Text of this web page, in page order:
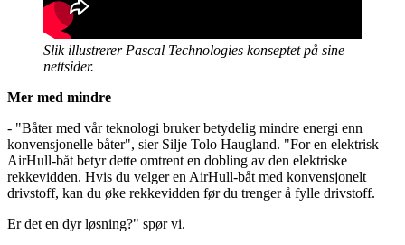
Slik illustrerer Pascal Technologies konseptet på sine
nettsider.
Mer med mindre
- "Båter med vår teknologi bruker betydelig mindre energi enn
konvensjonelle båter", sier Silje Tolo Haugland. "For en elektrisk
AirHull-båt betyr dette omtrent en dobling av den elektriske
rekkevidden. Hvis du velger en AirHull-båt med konvensjonelt
drivstoff, kan du øke rekkevidden før du trenger å fylle drivstoff.
Er det en dyr løsning?" spør vi.